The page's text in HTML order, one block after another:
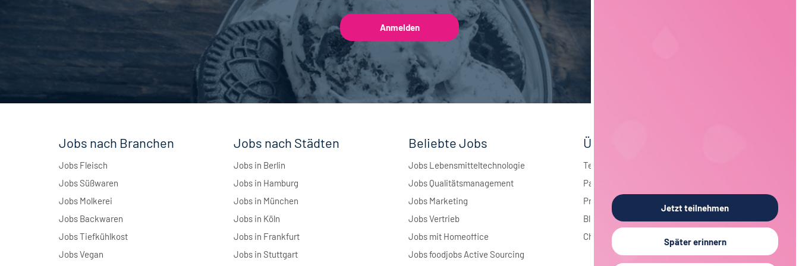
Jobs nach Branchen
Jobs Fleisch
Jobs Süßwaren
Jobs Molkerei
Jobs Backwaren
Jobs Tiefkühlkost
Jobs Vegan
Jobs nach Städten
Jobs in Berlin
Jobs in Hamburg
Jobs in München
Jobs in Köln
Jobs in Frankfurt
Jobs in Stuttgart
Beliebte Jobs
Jobs Lebensmitteltechnologie
Jobs Qualitätsmanagement
Jobs Marketing
Jobs Vertrieb
Jobs mit Homeoffice
Jobs foodjobs Active Sourcing
Über foodjobs
Team
Partner
Presse
Blog
Chronik
Jetzt teilnehmen
Später erinnern